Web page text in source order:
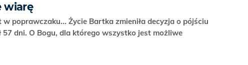
wiarę
poprawczaku... Życie Bartka zmieniła decyzja o pójściu
57 dni. O Bogu, dla którego wszystko jest możliwe